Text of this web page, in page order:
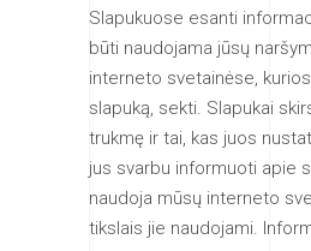
Slapukuose esanti
būti naudojama jūsų
interneto svetainėse,
slapuką, sekti. Slapukai
trukmę ir tai, kas juos
jus svarbu informuoti apie
naudoja mūsų interneto
tikslais jie naudojami.